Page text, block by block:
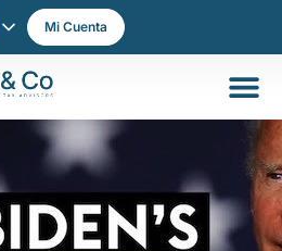
Mi Cuenta